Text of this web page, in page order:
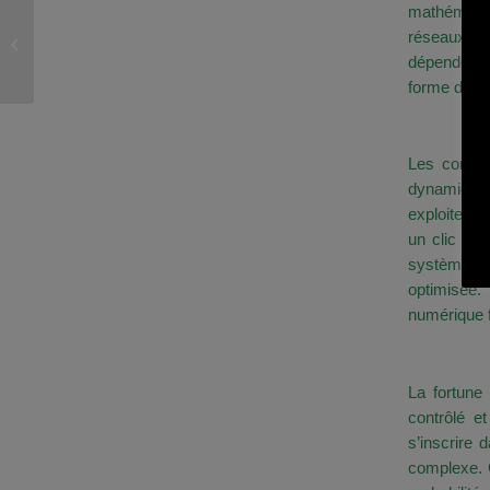
réseaux
forme de
Les
exploitent
un clic ou
systèmes
numérique
La fortune
contrôlé
s’inscrire
complexe.